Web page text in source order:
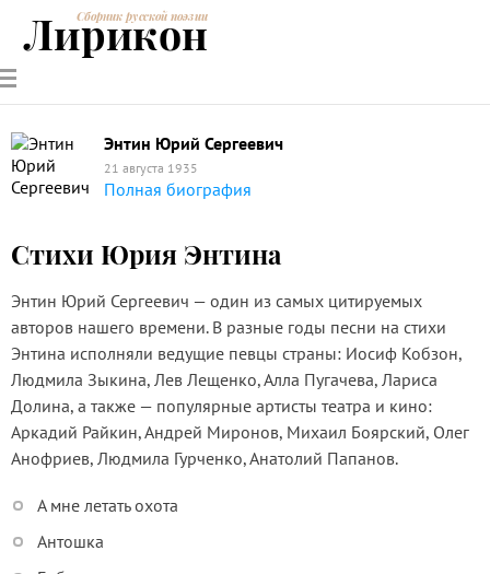
РУССКИЕ
ПОЭТЫ
СОВРЕМЕННИКИЭНЦИКЛОПЕДИЯ
ПОЭЗИИ
Сборник русской поэзии
Лирикон
Энтин Юрий Сергеевич
21 августа 1935
Полная биография
Стихи Юрия Энтина
Энтин Юрий Сергеевич — один из самых цитируемых
авторов нашего времени. В разные годы песни на стихи
Энтина исполняли ведущие певцы страны: Иосиф Кобзон,
Людмила Зыкина, Лев Лещенко, Алла Пугачева, Лариса
Долина, а также — популярные артисты театра и кино:
Аркадий Райкин, Андрей Миронов, Михаил Боярский, Олег
Анофриев, Людмила Гурченко, Анатолий Папанов.
А мне летать охота
Антошка